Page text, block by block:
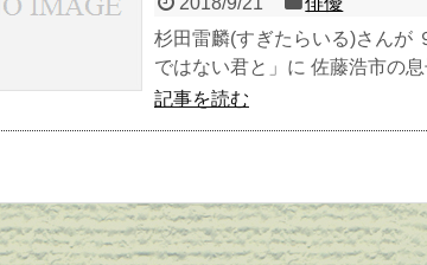
杉田雷麟(すぎたらいる)さんが
ではない君と」に 佐藤浩市の
記事を読む